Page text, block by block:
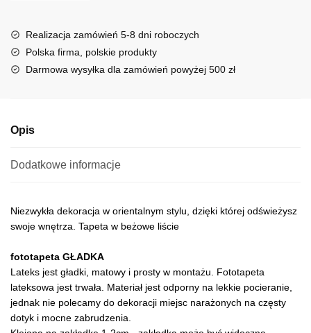
a
t
i
Realizacja zamówień 5-8 dni roboczych
Polska firma, polskie produkty
Darmowa wysyłka dla zamówień powyżej 500 zł
Opis
Dodatkowe informacje
Niezwykła dekoracja w orientalnym stylu, dzięki której odświeżysz
swoje wnętrza. Tapeta w beżowe liście
fototapeta GŁADKA
Lateks jest gładki, matowy i prosty w montażu. Fototapeta
lateksowa jest trwała. Materiał jest odporny na lekkie pocieranie,
jednak nie polecamy do dekoracji miejsc narażonych na częsty
dotyk i mocne zabrudzenia.